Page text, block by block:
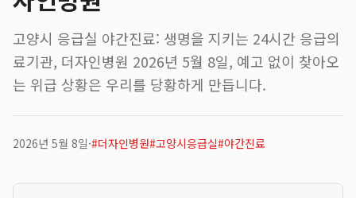
고양시 응급실 야간진료: 생명을 지키는 24시간 응급의
료기관, 더자인병원 2026년 5월 8일, 예고 없이 찾아오
는 위급 상황은 우리를 당황하게 만듭니다.
2026년 5월 8일·#더자인병원#고양시응급실#야간진료